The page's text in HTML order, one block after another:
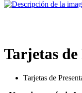
Tarjetas de
Tarjetas de